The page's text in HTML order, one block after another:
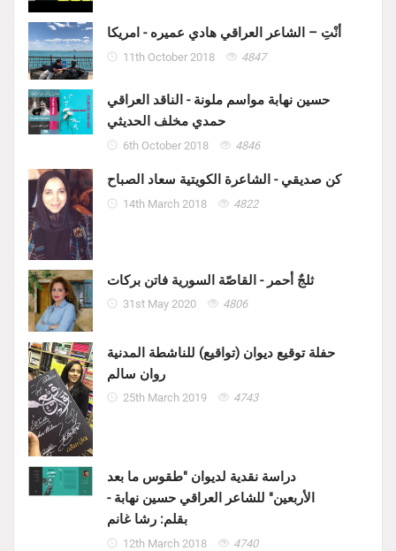
أنْتِ – الشاعر العراقي هادي عميره - امريكا
11th October 2018 4847
حسين نهابة مواسم ملونة - الناقد العراقي
حمدي مخلف الحديثي
6th October 2018 4846
كن صديقي - الشاعرة الكويتية سعاد الصباح
14th March 2018 4822
ثلجٌ أحمر - القاصّة السورية فاتن بركات
31st May 2020 4806
حفلة توقيع ديوان (تواقيع) للناشطة المدنية
روان سالم
25th March 2019 4743
دراسة نقدية لديوان "طقوس ما بعد
الأربعين" للشاعر العراقي حسين نهابة -
بقلم: رشا غانم
12th March 2018 4740